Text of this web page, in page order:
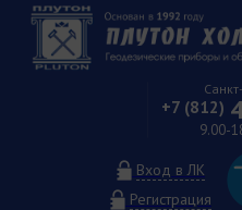
+7 (812)
9.00-
Вход в ЛК
Регистрация